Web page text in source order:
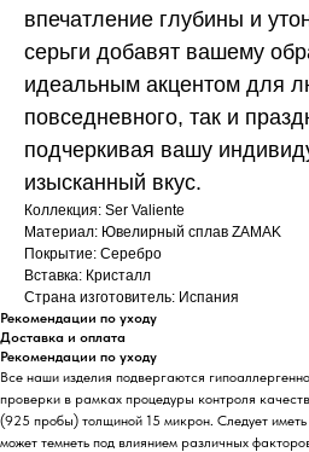
впечатление глубины и
серьги добавят вашему
идеальным акцентом для
повседневного, так и
подчеркивая вашу
изысканный вкус.
Коллекция: Ser Valiente
Материал: Ювелирный сплав ZAMAK
Покрытие: Серебро
Вставка: Кристалл
Страна изготовитель: Испания
Рекомендации по уходу
Доставка и оплата
Рекомендации по уходу
Все наши изделия подвергаются
проверки в рамках процедуры контроля
(925 пробы) толщиной 15 микрон. Следует
может темнеть под влиянием различных